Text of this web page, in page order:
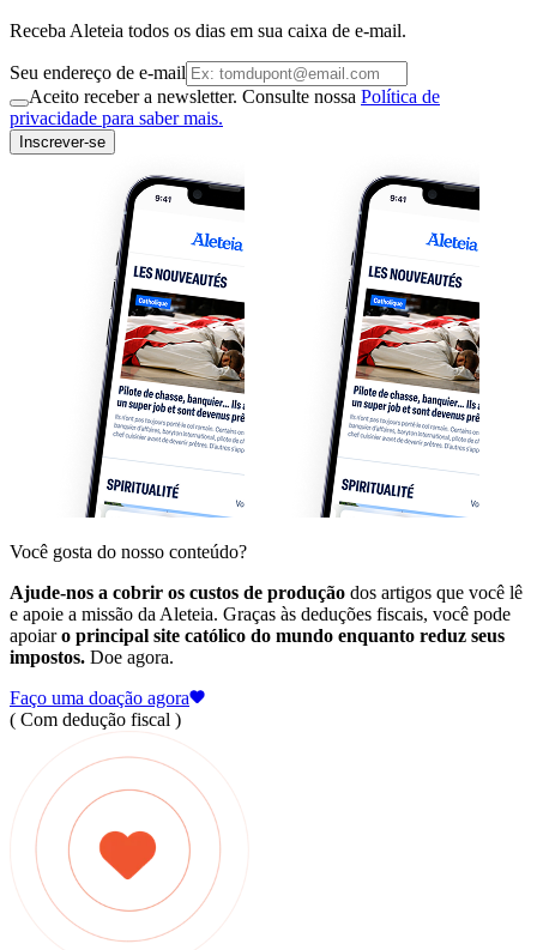
Receba Aleteia todos os dias em sua caixa de e-mail.
Seu endereço de e-mail
Aceito receber a newsletter. Consulte nossa Política de
privacidade para saber mais.
Inscrever-se
Você gosta do nosso conteúdo?
Ajude-nos a cobrir os custos de produção dos artigos que você lê
e apoie a missão da Aleteia. Graças às deduções fiscais, você pode
apoiaro principal site católico do mundo enquanto reduz seus
impostos. Doe agora.
Faço uma doação agora
( Com dedução fiscal )